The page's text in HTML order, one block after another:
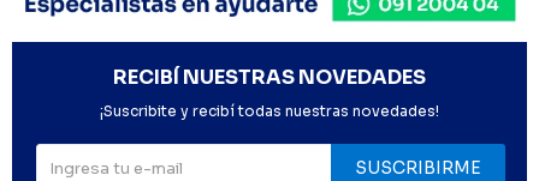
RECIBÍ NUESTRAS NOVEDADES
¡Suscribite y recibí todas nuestras novedades!
SUSCRIBIRME